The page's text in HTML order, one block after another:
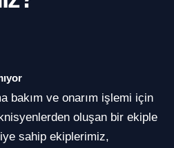
bakım ve onarım işlemi için
oluşan bir ekiple
sahip ekiplerimiz,